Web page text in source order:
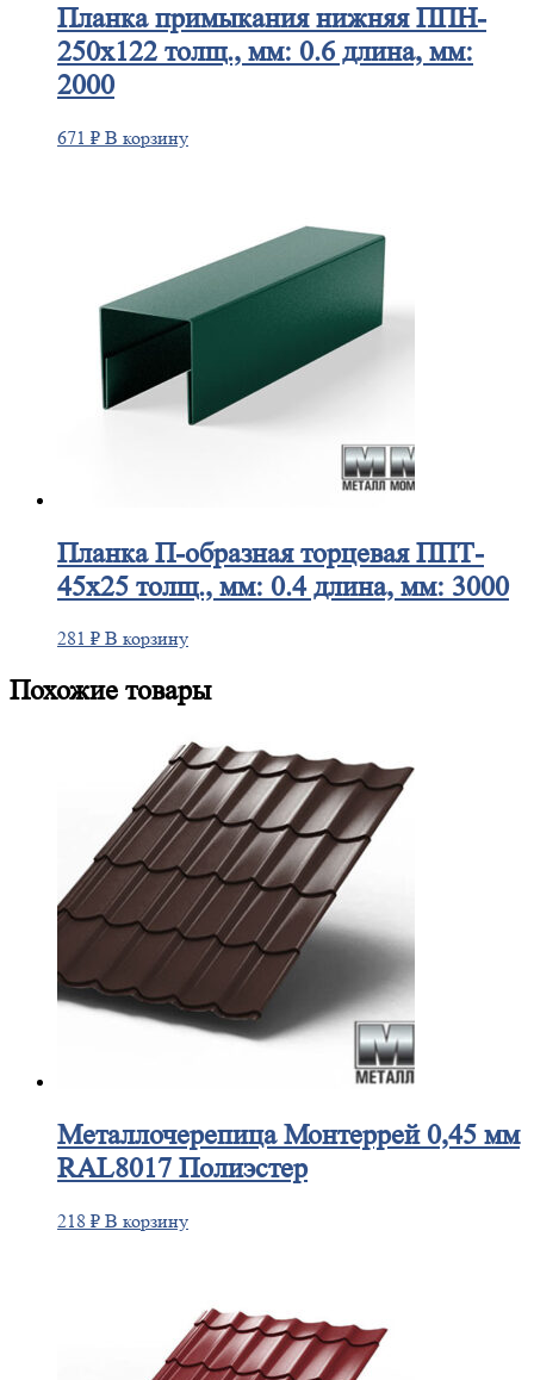
Планкапримыкания нижняя ППН-
250х122 толщ., мм: 0.6 длина, мм:
2000
671 ₽ В корзину
ПланкаП-образная торцевая ППТ-
45х25 толщ., мм: 0.4 длина, мм: 3000
281 ₽ В корзину
Похожие товары
МеталлочерепицаМонтеррей 0,45 мм
RAL8017 Полиэстер
218 ₽ В корзину